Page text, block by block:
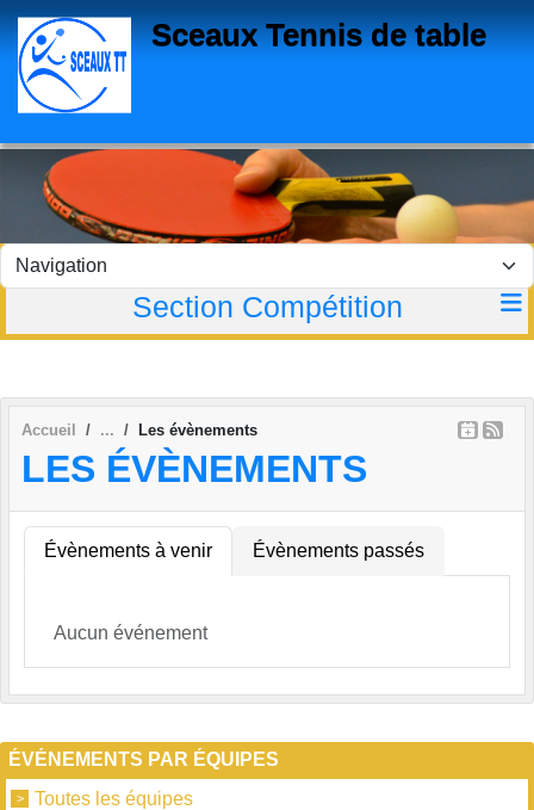
Sceaux Tennis de table
Section Compétition
Accueil Les évènements
LES ÉVÈNEMENTS
Évènements à venir Évènements passés
Aucun événement
ÉVÉNEMENTS PAR ÉQUIPES
Toutes les équipes
Panneau de gestion des cookies